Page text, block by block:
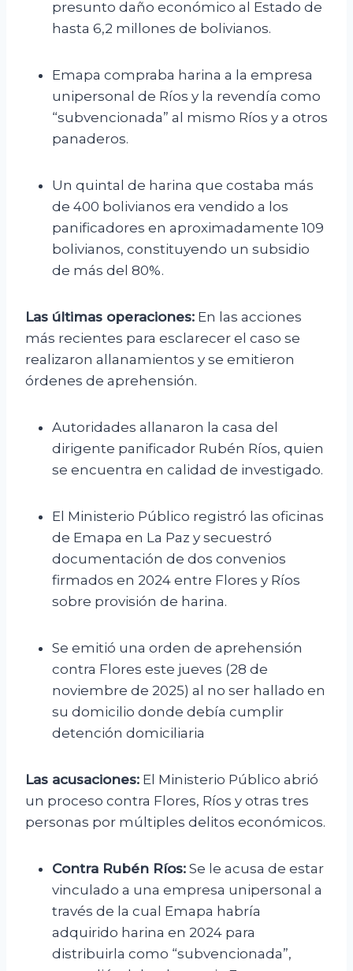
presunto daño económico al Estado de
hasta 6,2 millones de bolivianos.
Emapa compraba harina a la empresa
unipersonal de Ríos y la revendía como
“subvencionada” al mismo Ríos y a otros
panaderos.
Un quintal de harina que costaba más
de 400 bolivianos era vendido a los
panificadores en aproximadamente 109
bolivianos, constituyendo un subsidio
de más del 80%.
Las últimas operaciones: En las acciones
más recientes para esclarecer el caso se
realizaron allanamientos y se emitieron
órdenes de aprehensión.
Autoridades allanaron la casa del
dirigente panificador Rubén Ríos, quien
se encuentra en calidad de investigado.
El Ministerio Público registró las oficinas
de Emapa en La Paz y secuestró
documentación de dos convenios
firmados en 2024 entre Flores y Ríos
sobre provisión de harina.
Se emitió una orden de aprehensión
contra Flores este jueves (28 de
noviembre de 2025) al no ser hallado en
su domicilio donde debía cumplir
detención domiciliaria
Las acusaciones: El Ministerio Público abrió
un proceso contra Flores, Ríos y otras tres
personas por múltiples delitos económicos.
Contra Rubén Ríos: Se le acusa de estar
vinculado a una empresa unipersonal a
través de la cual Emapa habría
adquirido harina en 2024 para
distribuirla como “subvencionada”,